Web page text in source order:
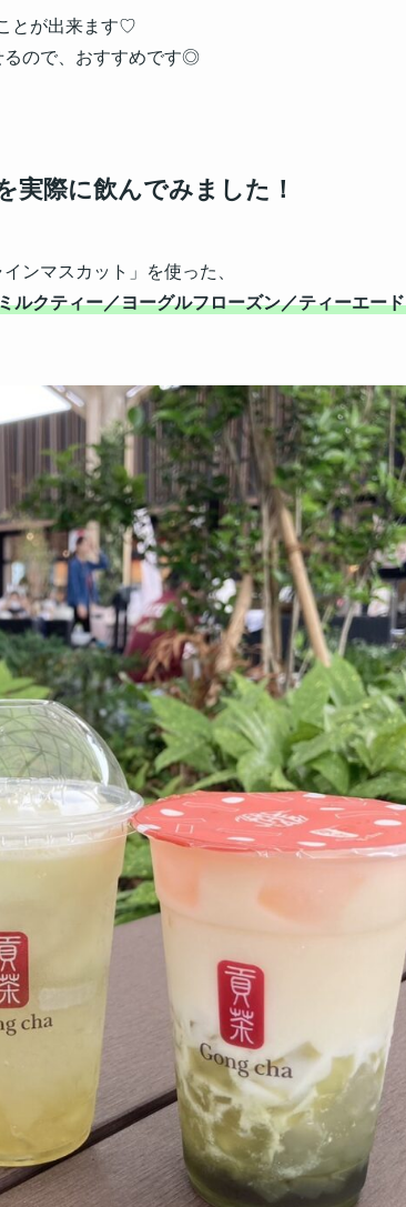
とが出来ます♡
るので、おすすめです◎
実際に飲んでみました！
ンマスカット」を使った、
ルクティー／ヨーグルフローズン／ティーエード